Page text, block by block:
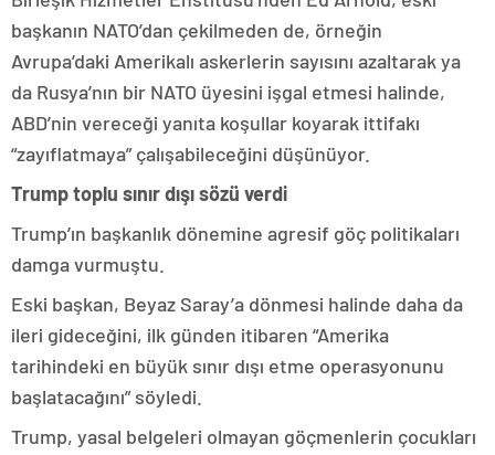
başkanın NATO’dan çekilmeden de, örneğin
Avrupa’daki Amerikalı askerlerin sayısını azaltarak ya
da Rusya’nın bir NATO üyesini işgal etmesi halinde,
ABD’nin vereceği yanıta koşullar koyarak ittifakı
“zayıflatmaya” çalışabileceğini düşünüyor.
Trump toplu sınır dışı sözü verdi
Trump’ın başkanlık dönemine agresif göç politikaları
damga vurmuştu.
Eski başkan, Beyaz Saray’a dönmesi halinde daha da
ileri gideceğini, ilk günden itibaren “Amerika
tarihindeki en büyük sınır dışı etme operasyonunu
başlatacağını” söyledi.
Trump, yasal belgeleri olmayan göçmenlerin çocukları